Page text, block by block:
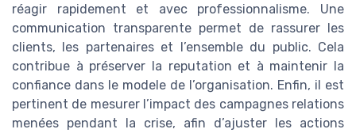
réagir rapidement et avec professionnalisme. Une
communication transparente permet de rassurer les
clients, les partenaires et l’ensemble du public. Cela
contribue à préserver la reputation et à maintenir la
confiance dans le modele de l’organisation. Enfin, il est
pertinent de mesurer l’impact des campagnes relations
menées pendant la crise, afin d’ajuster les actions